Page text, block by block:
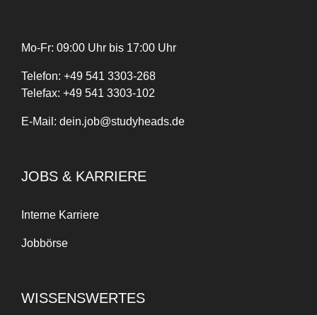
Mo-Fr: 09:00 Uhr bis 17:00 Uhr
Telefon: +49 541 3303-268
Telefax: +49 541 3303-102
E-Mail: dein.job@studyheads.de
JOBS & KARRIERE
Interne Karriere
Jobbörse
WISSENSWERTES